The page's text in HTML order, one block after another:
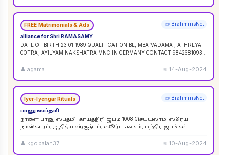
FREE Matrimonials & Ads 📜 BrahminsNet
alliance for Shri RAMASAMY
DATE OF BIRTH 23 01 1989 QUALIFICATION BE, MBA VADAMA , ATHREYA
GOTRA, AYILYAM NAKSHATRA MNC IN GERMANY CONTACT 9842681093 /
👤 agama 📅14-Aug-2024
Iyer-Iyengar Rituals 📜 BrahminsNet
பானு ஸப்தமி
நாளை பானு ஸப்தமி. காயத்திரி ஜபம் 1008 செய்யலாம். ஸூர்ய
நமஸ்காரம், ஆதித்ய ஹ்ருத்யம், ஸூர்ய கவசம், மந்திர ஜபங்கள்
👤 kgopalan37 📅10-Aug-2024